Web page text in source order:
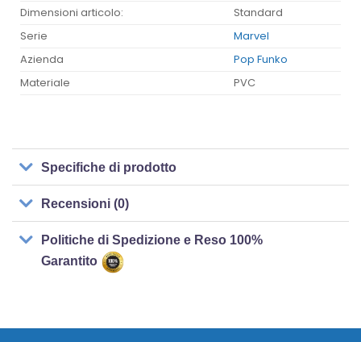
Dimensioni articolo:
Standard
Serie
Marvel
Azienda
Pop Funko
Materiale
PVC
Specifiche di prodotto
Recensioni (0)
Politiche di Spedizione e Reso 100%
Garantito